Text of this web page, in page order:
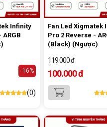
Infinity
ARGB
-16%
(0)
Fan Led Xigmatek
Pro 2 Reverse -
(Black) (Ngược)
119.000 đ
100.000 đ